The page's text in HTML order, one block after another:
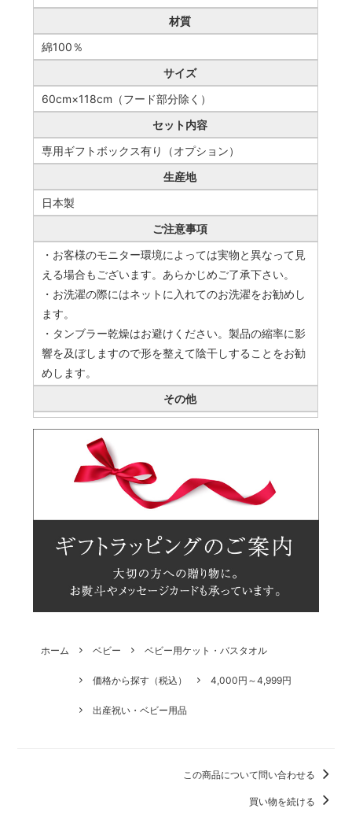
材質
綿100％
サイズ
60cm×118cm（フード部分除く）
セット内容
専用ギフトボックス有り（オプション）
生産地
日本製
ご注意事項
・お客様のモニター環境によっては実物と異なって見
える場合もございます。あらかじめご了承下さい。
・お洗濯の際にはネットに入れてのお洗濯をお勧めし
ます。
・タンブラー乾燥はお避けください。製品の縮率に影
響を及ぼしますので形を整えて陰干しすることをお勧
めします。
その他
ホーム ベビー ベビー用ケット・バスタオル
価格から探す（税込） 4,000円～4,999円
出産祝い・ベビー用品
この商品について問い合わせる
買い物を続ける